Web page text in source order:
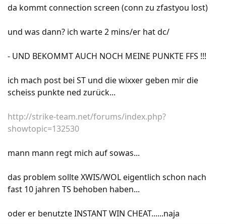
da kommt connection screen (conn zu zfastyou lost)
und was dann? ich warte 2 mins/er hat dc/
- UND BEKOMMT AUCH NOCH MEINE PUNKTE FFS !!!
ich mach post bei ST und die wixxer geben mir die
scheiss punkte ned zurück...
http://strike-team.net/forums/index.php?
showtopic=132530
mann mann regt mich auf sowas...
das problem sollte XWIS/WOL eigentlich schon nach
fast 10 jahren TS behoben haben...
oder er benutzte INSTANT WIN CHEAT......naja